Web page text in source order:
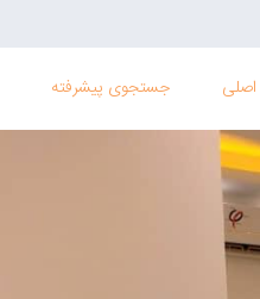
جستجوی پیشرفته